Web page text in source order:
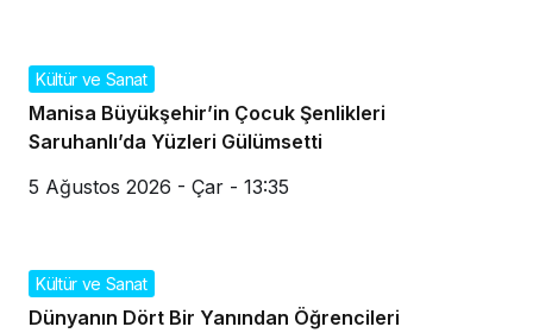
Kültür ve Sanat
Manisa Büyükşehir’in Çocuk Şenlikleri
Saruhanlı’da Yüzleri Gülümsetti
5 Ağustos 2026 - Çar - 13:35
Kültür ve Sanat
Dünyanın Dört Bir Yanından Öğrencileri